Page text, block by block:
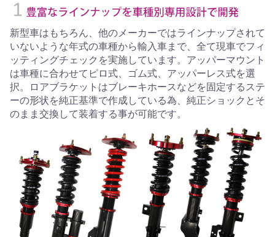
新型車はもちろん、他のメーカーではラインナップされて
いないような年式の車種から輸入車まで、全て現車でフィ
ッティングチェックを実施しています。アッパーマウント
は車種に合わせてピロ式、ゴム式、アッパーレス式を選
択。ロアブラケットはブレーキホースなどを固定するステ
ーの形状を純正基準で作成している為、純正ショックとそ
のまま交換して装着する事が可能です。